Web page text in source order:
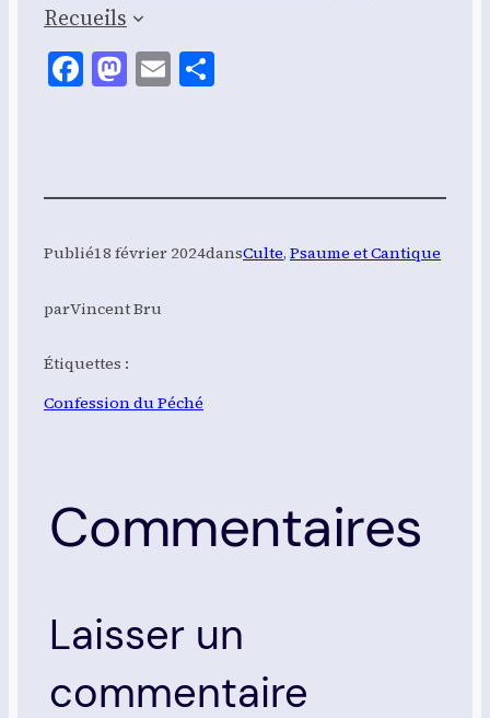
Recueils
Facebook
Mastodon
Email
Publié18 février 2024dansCulte, Psaume et Cantique
parVincent Bru
Étiquettes :
Confession du Péché
Commentaires
Laisser un
commentaire